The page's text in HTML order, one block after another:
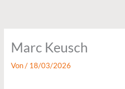
Marc Keusch
Von/ 18/03/2026